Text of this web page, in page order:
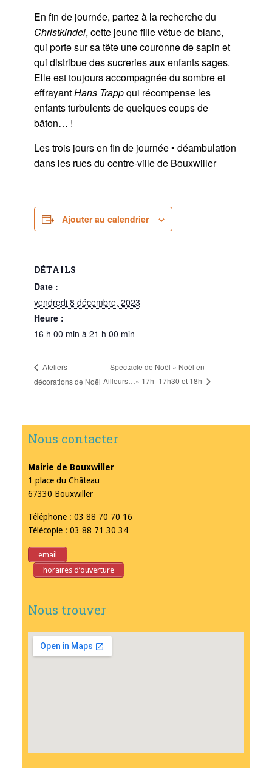
En fin de journée, partez à la recherche du
Christkindel, cette jeune fille vêtue de blanc,
qui porte sur sa tête une couronne de sapin et
qui distribue des sucreries aux enfants sages.
Elle est toujours accompagnée du sombre et
effrayantHans Trappqui récompense les
enfants turbulents de quelques coups de
bâton… !
Les trois jours en fin de journée • déambulation
dans les rues du centre-ville de Bouxwiller
Ajouter au calendrier
DÉTAILS
Date :
vendredi 8 décembre, 2023
Heure :
16 h 00 min à 21 h 00 min
Ateliers
décorations de Noël
Spectacle de Noël « Noël en
Ailleurs…» 17h- 17h30 et 18h
Nous contacter
Mairie de Bouxwiller
1 place du Château
67330 Bouxwiller
Téléphone : 03 88 70 70 16
Télécopie : 03 88 71 30 34
email
horaires d’ouverture
Nous trouver